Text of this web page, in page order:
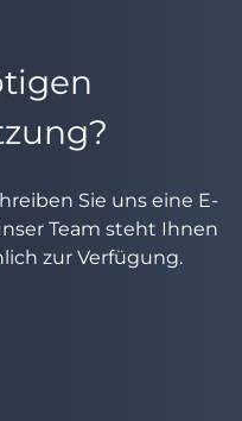
Sie uns eine E-
Team steht Ihnen
zur Verfügung.